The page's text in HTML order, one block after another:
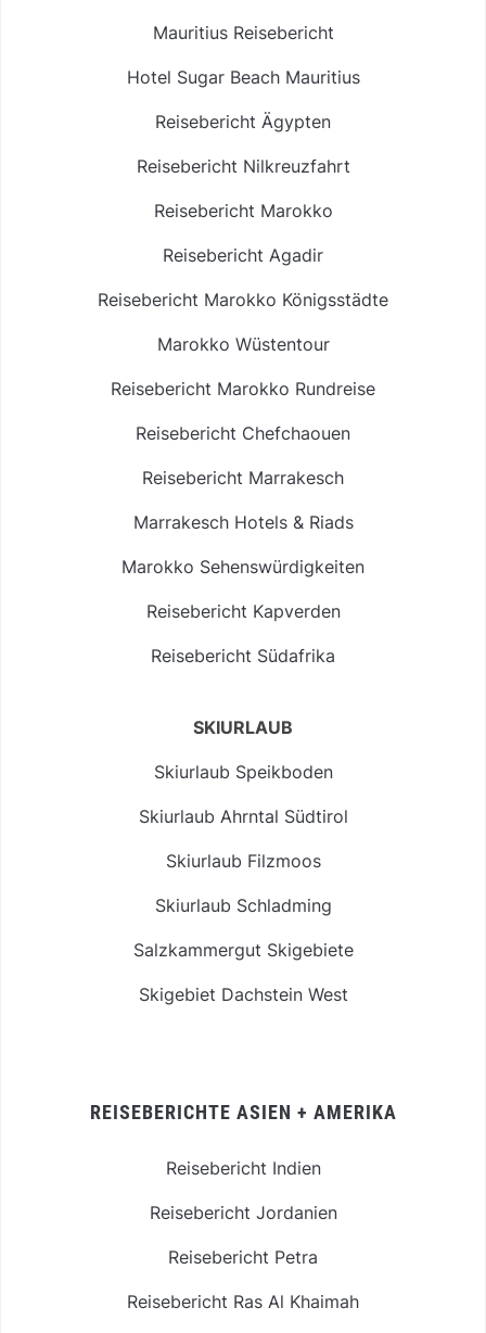
Mauritius Reisebericht
Hotel Sugar Beach Mauritius
Reisebericht Ägypten
Reisebericht Nilkreuzfahrt
Reisebericht Marokko
Reisebericht Agadir
Reisebericht Marokko Königsstädte
Marokko Wüstentour
Reisebericht Marokko Rundreise
Reisebericht Chefchaouen
Reisebericht Marrakesch
Marrakesch Hotels & Riads
Marokko Sehenswürdigkeiten
Reisebericht Kapverden
Reisebericht Südafrika
SKIURLAUB
Skiurlaub Speikboden
Skiurlaub Ahrntal Südtirol
Skiurlaub Filzmoos
Skiurlaub Schladming
Salzkammergut Skigebiete
Skigebiet Dachstein West
REISEBERICHTE ASIEN + AMERIKA
Reisebericht Indien
Reisebericht Jordanien
Reisebericht Petra
Reisebericht Ras Al Khaimah